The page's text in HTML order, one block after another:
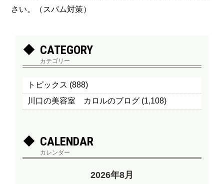
さい。（スパム対策）
CATEGORY
カテゴリー
トピックス (888)
川口の美容室 カロルのブログ (1,108)
CALENDAR
カレンダー
2026年8月